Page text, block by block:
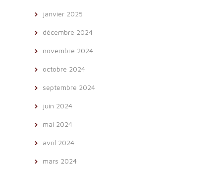
janvier 2025
décembre 2024
novembre 2024
octobre 2024
septembre 2024
juin 2024
mai 2024
avril 2024
mars 2024